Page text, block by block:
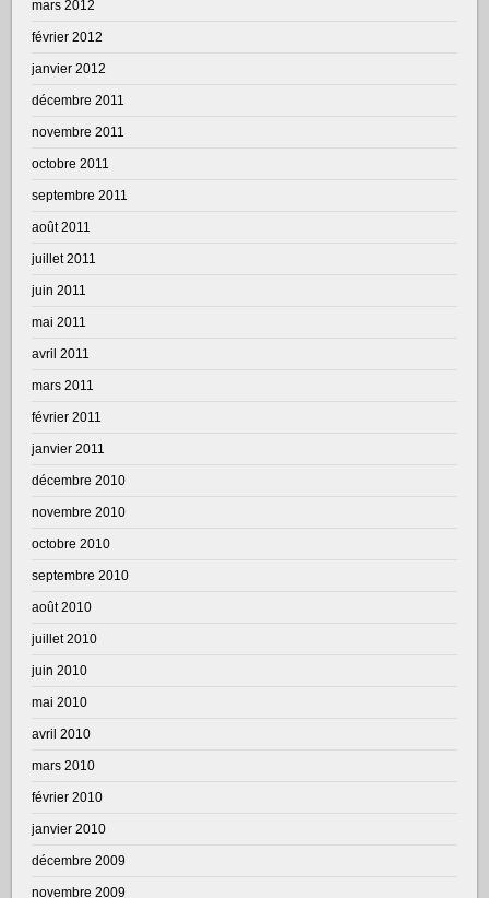
mars 2012
février 2012
janvier 2012
décembre 2011
novembre 2011
octobre 2011
septembre 2011
août 2011
juillet 2011
juin 2011
mai 2011
avril 2011
mars 2011
février 2011
janvier 2011
décembre 2010
novembre 2010
octobre 2010
septembre 2010
août 2010
juillet 2010
juin 2010
mai 2010
avril 2010
mars 2010
février 2010
janvier 2010
décembre 2009
novembre 2009